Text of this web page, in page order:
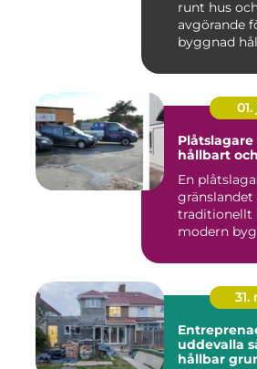
runt hus
avgörande
byggnad
Plåtslagare nyckeln till ett
hållbart
En
traditionellt
modern
31.
uddevalla så skapar du en
hållbar